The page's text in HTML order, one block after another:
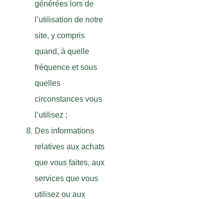
générées lors de
l’utilisation de notre
site, y compris
quand, à quelle
fréquence et sous
quelles
circonstances vous
l’utilisez ;
Des informations
relatives aux achats
que vous faites, aux
services que vous
utilisez ou aux